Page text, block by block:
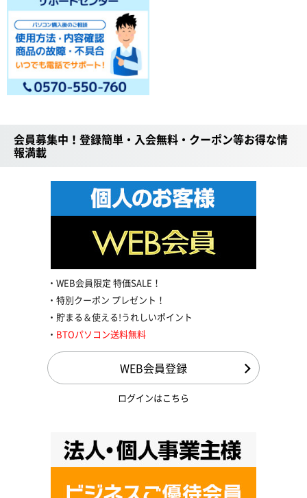
会員募集中！登録簡単・入会無料・クーポン等お得な情
報満載
WEB会員限定 特価SALE！
特別クーポン プレゼント！
貯まる＆使える!うれしいポイント
BTOパソコン送料無料
WEB会員登録
ログインはこちら